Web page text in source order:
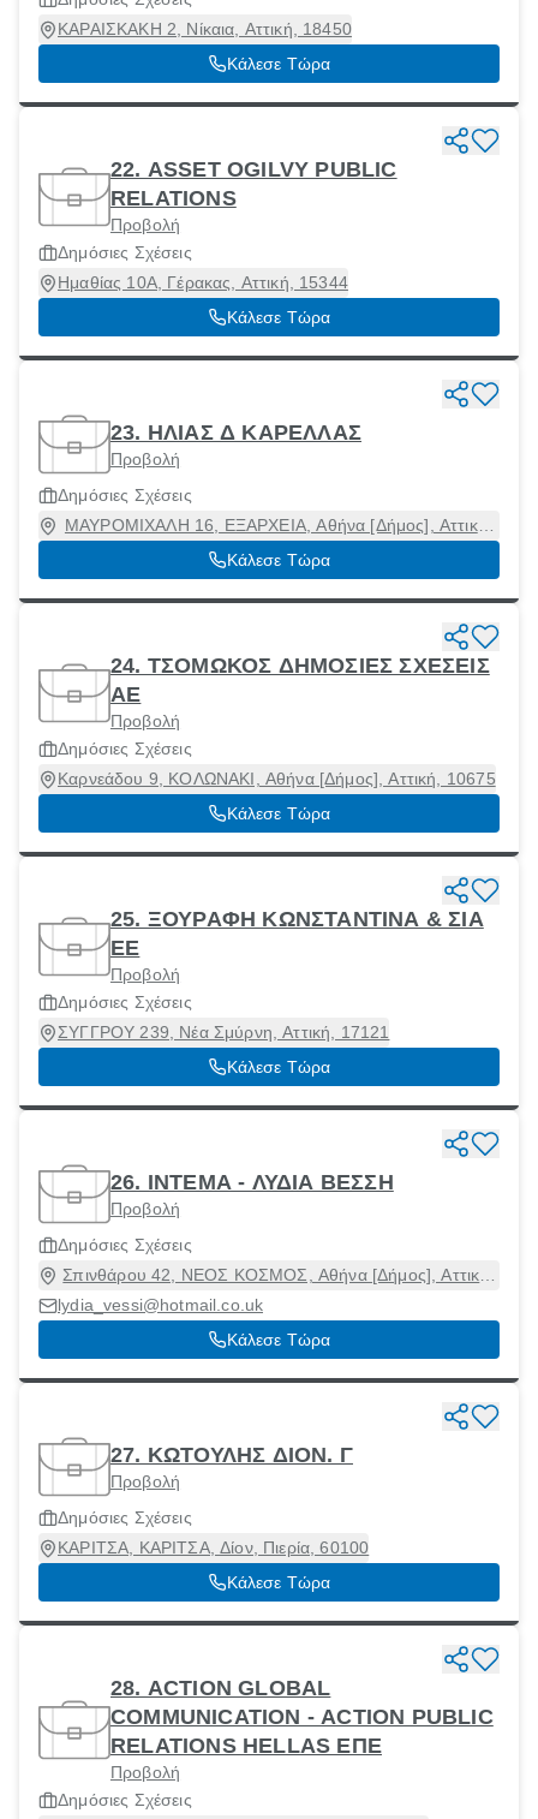
ΚΑΡΑΙΣΚΑΚΗ 2, Νίκαια, Αττική, 18450
Κάλεσε Τώρα
22. ASSET OGILVY PUBLIC
RELATIONS
Προβολή
Δημόσιες Σχέσεις
Ημαθίας 10Α, Γέρακας, Αττική, 15344
Κάλεσε Τώρα
23. ΗΛΙΑΣ Δ ΚΑΡΕΛΛΑΣ
Προβολή
Δημόσιες Σχέσεις
ΜΑΥΡΟΜΙΧΑΛΗ 16, ΕΞΑΡΧΕΙΑ, Αθήνα [Δήμος], Αττική,
10680
Κάλεσε Τώρα
24. ΤΣΟΜΩΚΟΣ ΔΗΜΟΣΙΕΣ ΣΧΕΣΕΙΣ
ΑΕ
Προβολή
Δημόσιες Σχέσεις
Καρνεάδου 9, ΚΟΛΩΝΑΚΙ, Αθήνα [Δήμος], Αττική, 10675
Κάλεσε Τώρα
25. ΞΟΥΡΑΦΗ ΚΩΝΣΤΑΝΤΙΝΑ & ΣΙΑ
ΕΕ
Προβολή
Δημόσιες Σχέσεις
ΣΥΓΓΡΟΥ 239, Νέα Σμύρνη, Αττική, 17121
Κάλεσε Τώρα
26. INTEMA - ΛΥΔΙΑ ΒΕΣΣΗ
Προβολή
Δημόσιες Σχέσεις
Σπινθάρου 42, ΝΕΟΣ ΚΟΣΜΟΣ, Αθήνα [Δήμος], Αττική,
11743
lydia_vessi@hotmail.co.uk
Κάλεσε Τώρα
27. ΚΩΤΟΥΛΗΣ ΔΙΟΝ. Γ
Προβολή
Δημόσιες Σχέσεις
ΚΑΡΙΤΣΑ, ΚΑΡΙΤΣΑ, Δίον, Πιερία, 60100
Κάλεσε Τώρα
28. ACTION GLOBAL
COMMUNICATION - ACTION PUBLIC
RELATIONS HELLAS ΕΠΕ
Προβολή
Δημόσιες Σχέσεις